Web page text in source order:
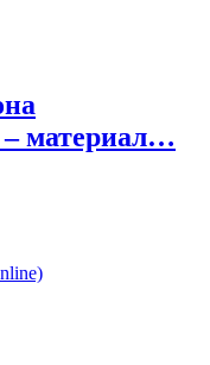
– материал…